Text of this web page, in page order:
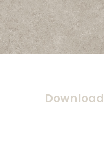
Download